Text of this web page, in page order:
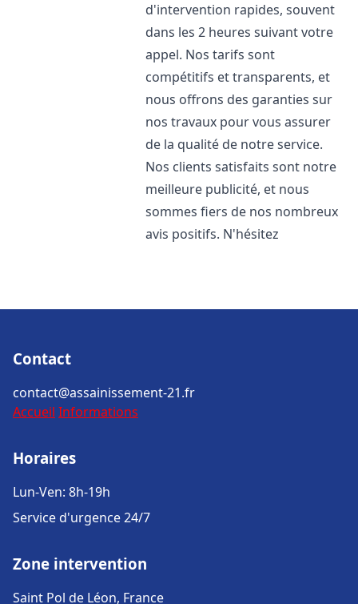
d'intervention rapides, souvent
dans les 2 heures suivant votre
appel. Nos tarifs sont
compétitifs et transparents, et
nous offrons des garanties sur
nos travaux pour vous assurer
de la qualité de notre service.
Nos clients satisfaits sont notre
meilleure publicité, et nous
sommes fiers de nos nombreux
avis positifs. N'hésitez
Contact
contact@assainissement-21.fr
Accueil Informations
Horaires
Lun-Ven: 8h-19h
Service d'urgence 24/7
Zone intervention
Saint Pol de Léon, France